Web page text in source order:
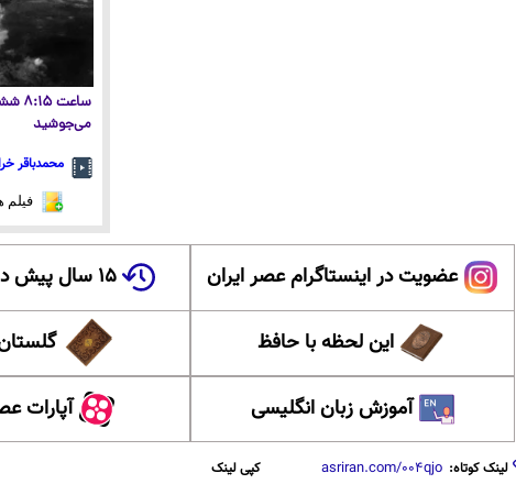
می‌جوشید
محمدباقر
فیلم
عضویت در اینستاگرام عصر ایران ۱۵ سال پیش در چنین روزی
این لحظه با حافظ
آموزش زبان انگلیسی آپارات
لینک کوتاه: کپی لینک